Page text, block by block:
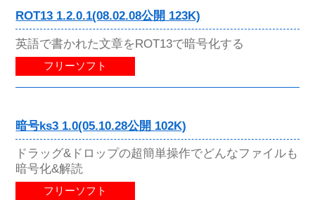
ROT13 1.2.0.1(08.02.08公開 123K)
英語で書かれた文章をROT13で暗号化する
フリーソフト
暗号ks3 1.0(05.10.28公開 102K)
ドラッグ&ドロップの超簡単操作でどんなファイルも
暗号化&解読
フリーソフト